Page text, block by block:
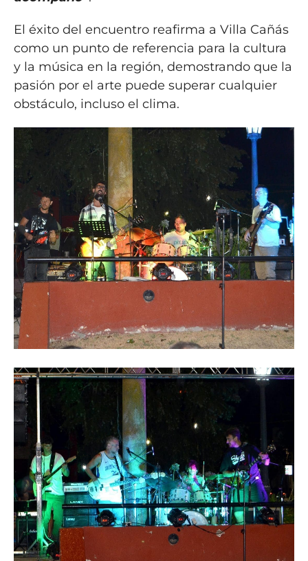
El éxito del encuentro reafirma a Villa Cañás
como un punto de referencia para la cultura
y la música en la región, demostrando que la
pasión por el arte puede superar cualquier
obstáculo, incluso el clima.